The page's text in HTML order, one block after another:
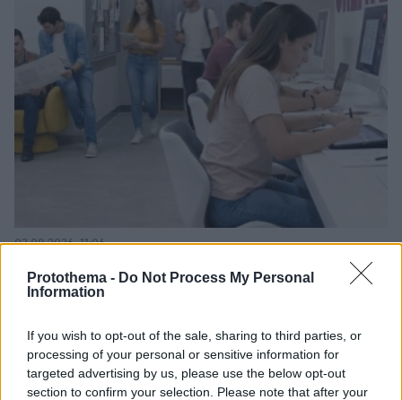
Protothema - Do Not Process My Personal
Information
If you wish to opt-out of the sale, sharing to third parties, or
processing of your personal or sensitive information for
targeted advertising by us, please use the below opt-out
section to confirm your selection. Please note that after your
Κάτι αλλάζει στον χάρτη της πανεπιστημιακής εκπαίδευσης
στην Ελλάδα
03.08.2026, 11:06
Εθνική Τράπεζα: Η κορυφαία επιλογή για τη χρηματοδότηση
μεγάλων έργων